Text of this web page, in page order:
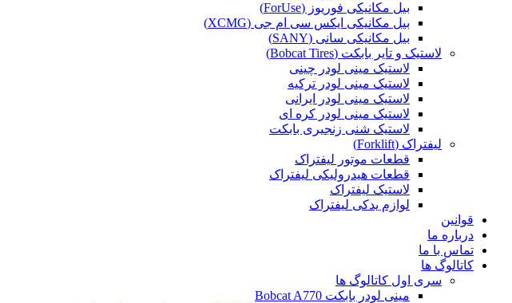
بیل مکانیکی فوریوز (ForUse)
بیل مکانیکی ایکس سی ام جی (XCMG)
بیل مکانیکی سانی (SANY)
لاستیک و تایر بابکت (Bobcat Tires)
لاستیک مینی لودر چینی
لاستیک مینی لودر ترکیه
لاستیک مینی لودر ایرانی
لاستیک مینی لودر کره ای
لاستیک شنی زنجیری بابکت
لیفتراک (Forklift)
قطعات موتور لیفتراک
قطعات هیدرولیکی لیفتراک
لاستیک لیفتراک
لوازم یدکی لیفتراک
قوانین
درباره ما
تماس با ما
کاتالوگ ها
سری اول کاتالوگ ها
مینی لودر بابکت Bobcat A770